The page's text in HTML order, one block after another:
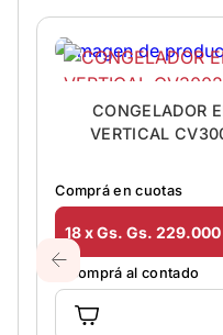
CONGELADOR
VERTICAL
Comprá en cuotas
18 x Gs. Gs. 229.000
O comprá al contado